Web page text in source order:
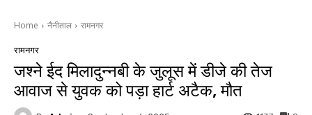
Home नैनीताल रामनगर
रामनगर
जश्ने ईद मिलादुन्नबी के जुलूस में डीजे की तेज
आवाज से युवक को पड़ा हार्ट अटैक, मौत